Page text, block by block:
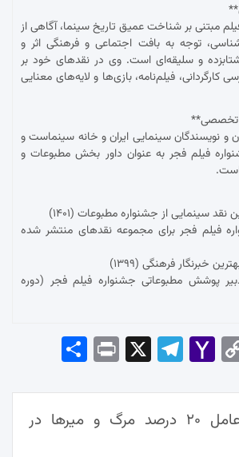
مبتنی بر شناخت عمیق تاریخ سینما، آگاهی از
توجه به بافت اجتماعی و فرهنگی اثر و
و سلیقه‌ای است. وی در نقدهای خود بر
کارگردانی، فیلم‌نامه، بازی‌ها و لایه‌های معنایی
تخصصی**
و نویسندگان سینمایی ایران و خانه سینماست و
فیلم فجر به عنوان داور بخش مطبوعات و
سینمایی از جشنواره مطبوعات (۱۴۰۱)
فیلم فجر برای مجموعه نقدهای منتشر شده
خبرنگار فرهنگی (۱۳۹۹)
پوشش مطبوعاتی جشنواره فیلم فجر (دوره
Co
Lin
k
Yah
Mai
l
Tel
am
Pri
آلودگی هوا، عامل ۲۰ درصد مرگ و میرها در